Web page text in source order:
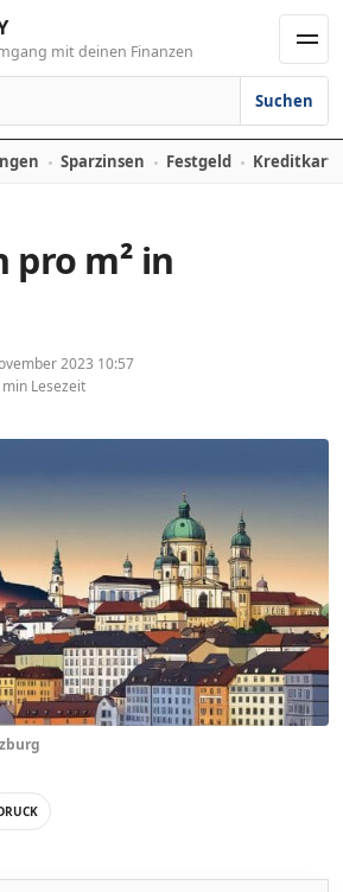
mit deinen Finanzen
Suchen
Sparzinsen Festgeld
pro m² in
2023 10:57
min Lesezeit